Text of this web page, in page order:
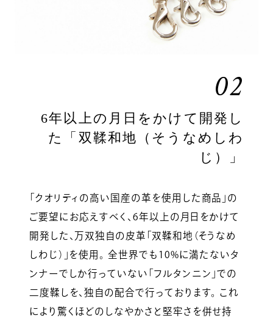
02
6年以上の月日をかけて開発し
た「双鞣和地（そうなめしわ
じ）」
「クオリティの高い国産の革を使用した商品」の
ご要望にお応えすべく、6年以上の月日をかけて
開発した、万双独自の皮革「双鞣和地（そうなめ
しわじ）」を使用。 全世界でも10%に満たないタ
ンナーでしか行っていない「フルタンニン」での
二度鞣しを、独自の配合で行っております。 これ
により驚くほどのしなやかさと堅牢さを併せ持